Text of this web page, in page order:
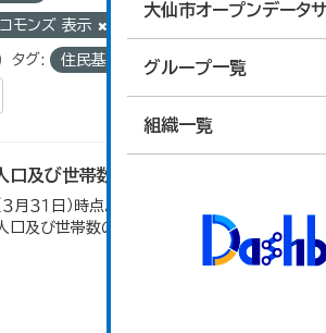
大仙市オープンデータ
グループ一覧
組織一覧
コモンズ 表示
タグ: 住民基本台帳
口及び世帯数の推移
月３１日）時点。大仙市の統計「2-9 住
口及び世帯数の推移」のデータを参照し